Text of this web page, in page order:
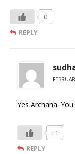
0
REPLY
Yes Archana.
+1
REPLY